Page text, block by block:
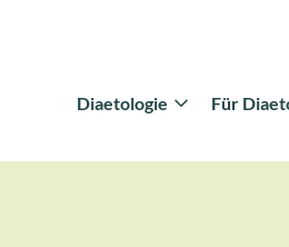
Diaetologie Für